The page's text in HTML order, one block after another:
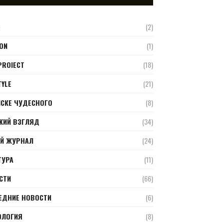
(2)
(1)
(18)
(21)
ЧУДЕСНОГО
(8)
ВЗГЛЯД
(34)
ЖУРНАЛ
(24)
(11)
(66)
НОВОСТИ
(6)
(8)